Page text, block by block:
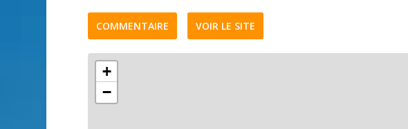
COMMENTAIRE VOIR LE SITE
+
−